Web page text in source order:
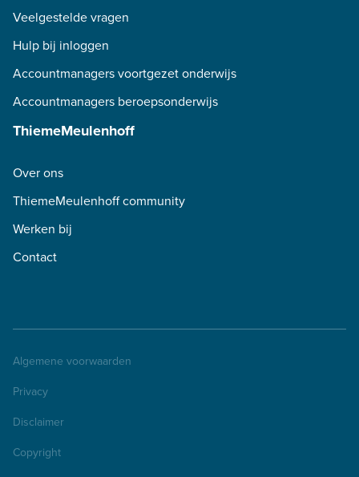
Veelgestelde vragen
Hulp bij inloggen
Accountmanagers voortgezet onderwijs
Accountmanagers beroepsonderwijs
ThiemeMeulenhoff
Over ons
ThiemeMeulenhoff community
Werken bij
Contact
Algemene voorwaarden
Privacy
Disclaimer
Copyright